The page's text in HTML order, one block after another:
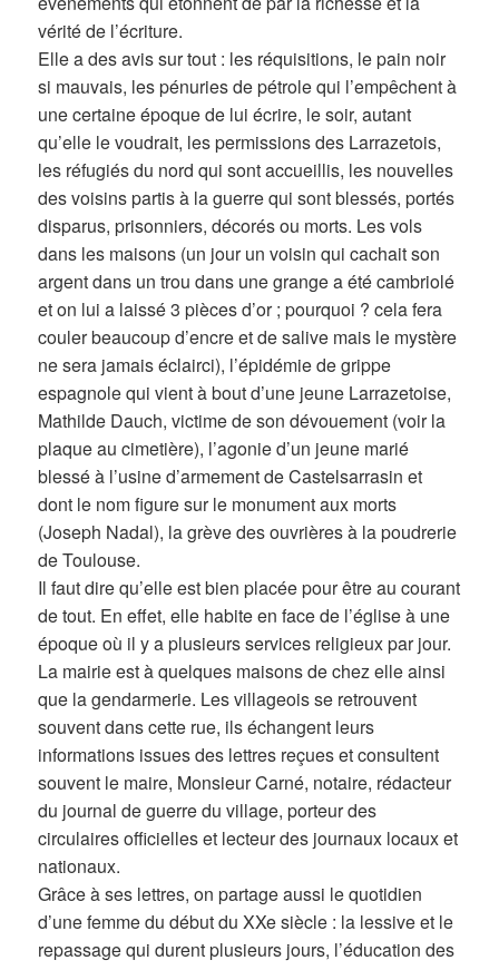
vérité de l’écriture.
Elle a des avis sur tout : les réquisitions, le pain noir
si mauvais, les pénuries de pétrole qui l’empêchent à
une certaine époque de lui écrire, le soir, autant
qu’elle le voudrait, les permissions des Larrazetois,
les réfugiés du nord qui sont accueillis, les nouvelles
des voisins partis à la guerre qui sont blessés, portés
disparus, prisonniers, décorés ou morts. Les vols
dans les maisons (un jour un voisin qui cachait son
argent dans un trou dans une grange a été cambriolé
et on lui a laissé 3 pièces d’or ; pourquoi ? cela fera
couler beaucoup d’encre et de salive mais le mystère
ne sera jamais éclairci), l’épidémie de grippe
espagnole qui vient à bout d’une jeune Larrazetoise,
Mathilde Dauch, victime de son dévouement (voir la
plaque au cimetière), l’agonie d’un jeune marié
blessé à l’usine d’armement de Castelsarrasin et
dont le nom figure sur le monument aux morts
(Joseph Nadal), la grève des ouvrières à la poudrerie
de Toulouse.
Il faut dire qu’elle est bien placée pour être au courant
de tout. En effet, elle habite en face de l’église à une
époque où il y a plusieurs services religieux par jour.
La mairie est à quelques maisons de chez elle ainsi
que la gendarmerie. Les villageois se retrouvent
souvent dans cette rue, ils échangent leurs
informations issues des lettres reçues et consultent
souvent le maire, Monsieur Carné, notaire, rédacteur
du journal de guerre du village, porteur des
circulaires officielles et lecteur des journaux locaux et
nationaux.
Grâce à ses lettres, on partage aussi le quotidien
d’une femme du début du XXe siècle : la lessive et le
repassage qui durent plusieurs jours, l’éducation des